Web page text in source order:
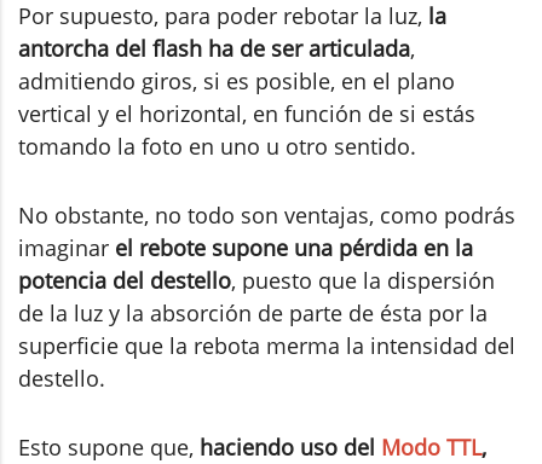
Por supuesto, para poder rebotar la luz, la
antorcha del flash ha de ser articulada,
admitiendo giros, si es posible, en el plano
vertical y el horizontal, en función de si estás
tomando la foto en uno u otro sentido.
No obstante, no todo son ventajas, como podrás
imaginar el rebote supone una pérdida en la
potencia del destello, puesto que la dispersión
de la luz y la absorción de parte de ésta por la
superficie que la rebota merma la intensidad del
destello.
Esto supone que, haciendo uso del Modo TTL,